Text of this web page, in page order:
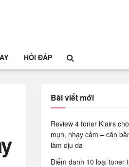
HỎI ĐÁP
Bài viết mới
Review 4 toner Klairs
mụn, nhạy cảm – cân
làm dịu da
Điểm danh 10 loại toner